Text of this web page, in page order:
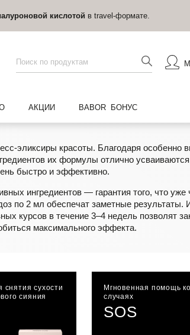
крем , стоимостью 6 220 ₽
АКЦИИ BABOR БОНУС
эликсиры красоты. Благодаря особенно
их формулы отлично
быстро и эффективно.
ингредиентов — гарантия того, что
по 2 мл обеспечат заметные результаты.
курсов в течение 3–4 недель позволят
максимального эффекта.
сухости
сияния
Мгновенная помощь
случаях
SOS